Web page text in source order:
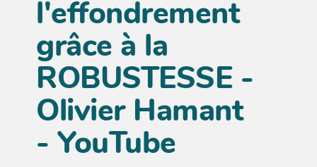
l'effondrement
grâce à la
ROBUSTESSE -
Olivier Hamant
- YouTube